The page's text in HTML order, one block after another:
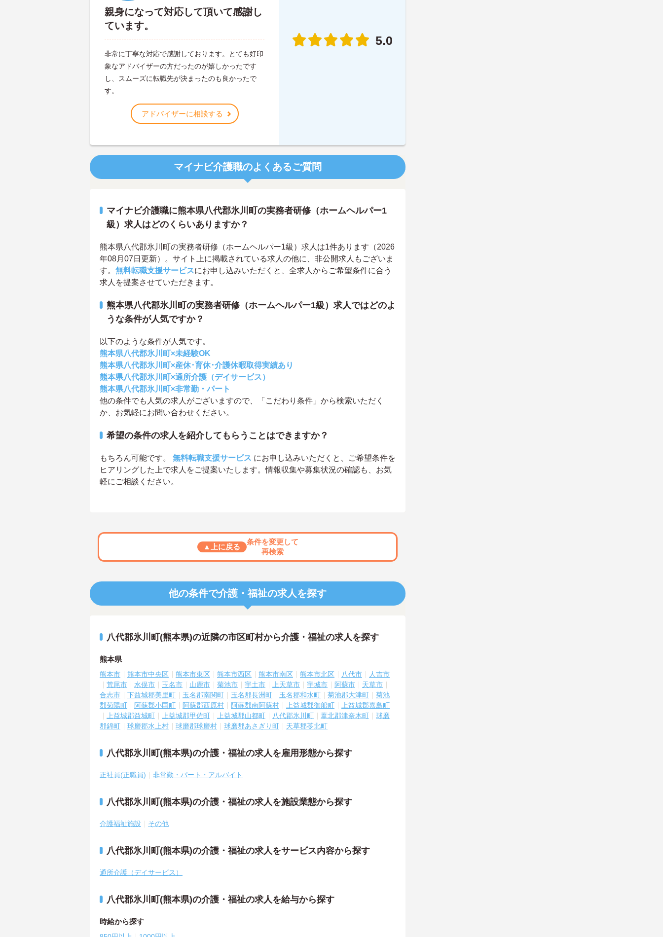
親身になって対応して頂いて感謝し
ています。
非常に丁寧な対応で感謝しております。とても好印
象なアドバイザーの方だったのが嬉しかったです
し、スムーズに転職先が決まったのも良かったで
す。
アドバイザーに相談する
5.0
マイナビ介護職のよくあるご質問
マイナビ介護職に熊本県八代郡氷川町の実務者研修（ホームヘルパー1
級）求人はどのくらいありますか？
熊本県八代郡氷川町の実務者研修（ホームヘルパー1級）求人は1件あります（2026
年08月07日更新）。サイト上に掲載されている求人の他に、非公開求人もございま
す。 無料転職支援サービスにお申し込みいただくと、全求人からご希望条件に合う
求人を提案させていただきます。
熊本県八代郡氷川町の実務者研修（ホームヘルパー1級）求人ではどのよ
うな条件が人気ですか？
以下のような条件が人気です。
熊本県八代郡氷川町×未経験OK
熊本県八代郡氷川町×産休･育休･介護休暇取得実績あり
熊本県八代郡氷川町×通所介護（デイサービス）
熊本県八代郡氷川町×非常勤・パート
他の条件でも人気の求人がございますので、「こだわり条件」から検索いただく
か、お気軽にお問い合わせください。
希望の条件の求人を紹介してもらうことはできますか？
もちろん可能です。 無料転職支援サービス にお申し込みいただくと、ご希望条件を
ヒアリングした上で求人をご提案いたします。情報収集や募集状況の確認も、お気
軽にご相談ください。
▲上に戻る
条件を変更して
再検索
他の条件で介護・福祉の求人を探す
八代郡氷川町(熊本県)の近隣の市区町村から介護・福祉の求人を探す
熊本県
熊本市 熊本市中央区 熊本市東区 熊本市西区 熊本市南区 熊本市北区 八代市
人吉市
荒尾市
水俣市 玉名市 山鹿市 菊池市 宇土市 上天草市 宇城市 阿蘇市
天草市
合志市
下益城郡美里町 玉名郡南関町 玉名郡長洲町 玉名郡和水町 菊池郡大津町
菊池
郡菊陽町
阿蘇郡小国町 阿蘇郡西原村 阿蘇郡南阿蘇村 上益城郡御船町
上益城郡嘉島町
上益城郡益城町
上益城郡甲佐町 上益城郡山都町 八代郡氷川町 葦北郡津奈木町
球磨
郡錦町
球磨郡水上村 球磨郡球磨村 球磨郡あさぎり町 天草郡苓北町
八代郡氷川町(熊本県)の介護・福祉の求人を雇用形態から探す
正社員(正職員) 非常勤・パート・アルバイト
八代郡氷川町(熊本県)の介護・福祉の求人を施設業態から探す
介護福祉施設 その他
八代郡氷川町(熊本県)の介護・福祉の求人をサービス内容から探す
通所介護（デイサービス）
八代郡氷川町(熊本県)の介護・福祉の求人を給与から探す
時給から探す